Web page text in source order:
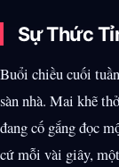
Sự Thức
Buổi chiều cuối
sàn nhà. Mai khẽ
đang cố gắng đọc
cứ mỗi vài giây,